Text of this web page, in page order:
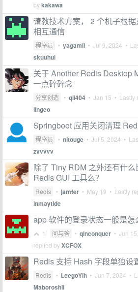
bykakawa
请教技术方案， 2 个机子根
相互通信
程序员 • yagamil • Jul 9, 2024 •
skuuhui
关于 Another Redis Desktop
一点碎碎念
分享创造 • qii404 • Jan 15 • Lastly
lingeo
Springboot 应用关闭清理
程序员 • nitouge • Jul 5, 2024 •
zvvvvv
除了 Tiny RDM 之外还有什
Redis GUI 工具么？
Redis • jamfer • May 19 • Lastly
inmaytide
app 软件的登录状态一般是怎
1 问与答 • qinconquer • Jun
replied byXCFOX
Redis 支持 Hash 字段单独设
Redis • LeegoYih • Jun 7, 2024 •
Maboroshii